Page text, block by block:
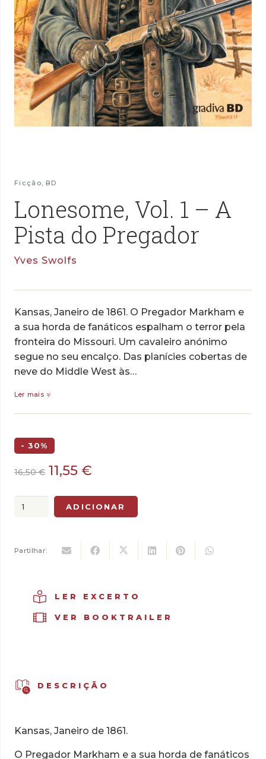
Ficção, BD
Lonesome, Vol. 1 – A
Pista do Pregador
Yves Swolfs
Kansas, Janeiro de 1861. O Pregador Markham e
a sua horda de fanáticos espalham o terror pela
fronteira do Missouri. Um cavaleiro anónimo
segue no seu encalço. Das planícies cobertas de
neve do Middle West às…
Ler mais
- 30%
16,50€ O
original
era:
11,55 €
atual
é:
Quantidade
Vol.
Pista
ADICIONAR
Partilhar:
LER EXCERTO
VER BOOKTRAILER
DESCRIÇÃO
Kansas, Janeiro de 1861.
O Pregador Markham e a sua horda de fanáticos